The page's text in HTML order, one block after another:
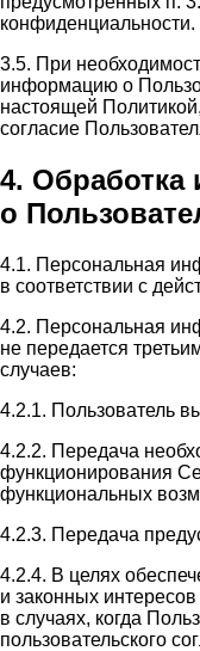
конфиденциальности.
3.5. При
информацию о
настоящей
согласие
4.
о
4.1. Персональная
в соответствии с
4.2. Персональная
не передается
случаев:
4.2.1. Пользователь
4.2.2. Передача
функционирования
функциональных
4.2.3. Передача
4.2.4. В целях
и законных
в случаях, когда
пользовательского